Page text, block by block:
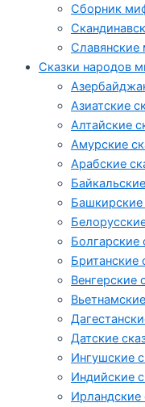
Сборник
Сказки народов
Азиатские
Алтайские
Амурские
Арабские
Башкирские
Болгарские
Британские
Венгерские
Датские
Ингушские
Индийские
Ирландские